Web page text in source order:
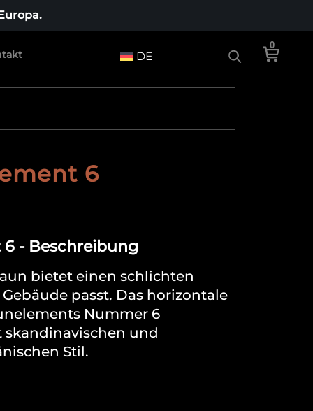
DE
0
6
- Beschreibung
bietet einen schlichten
passt. Das horizontale
Nummer 6
und
Stil.